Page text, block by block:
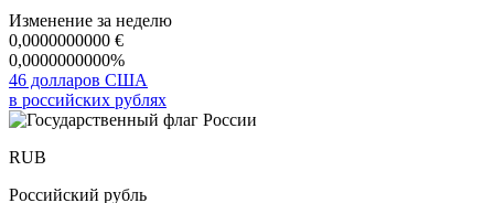
Изменение за неделю
0,0000000000 €
0,0000000000%
46 долларов США
в российских рублях
RUB
Российский рубль